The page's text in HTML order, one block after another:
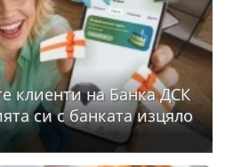
клиенти на Банка ДСК
си с банката изцяло